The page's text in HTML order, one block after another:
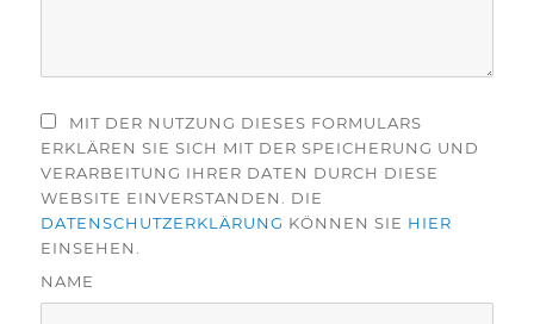
MIT DER NUTZUNG DIESES FORMULARS
ERKLÄREN SIE SICH MIT DER SPEICHERUNG UND
VERARBEITUNG IHRER DATEN DURCH DIESE
WEBSITE EINVERSTANDEN. DIE
DATENSCHUTZERKLÄRUNG KÖNNEN SIE HIER
EINSEHEN.
NAME